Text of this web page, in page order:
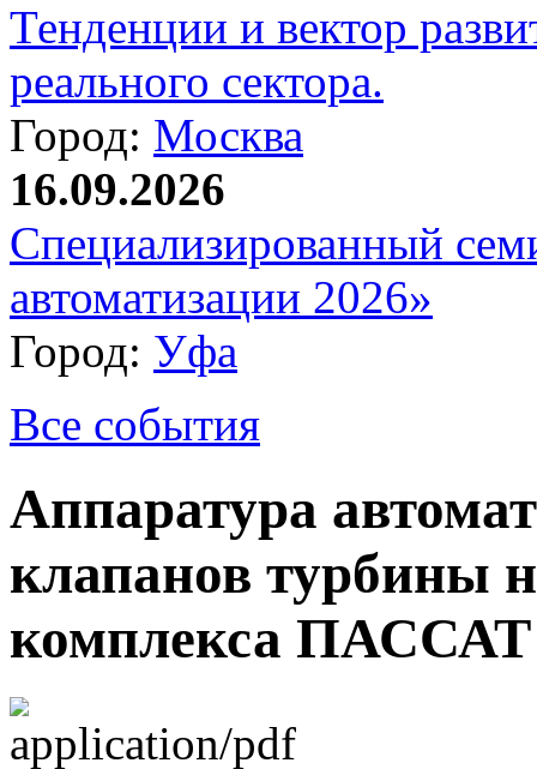
Тенденции и вектор
реального сектора.
Город: Москва
16.09.2026
Специализированный
автоматизации 2026»
Город: Уфа
Все события
Аппаратура
клапанов турбины
комплекса ПАССАТ